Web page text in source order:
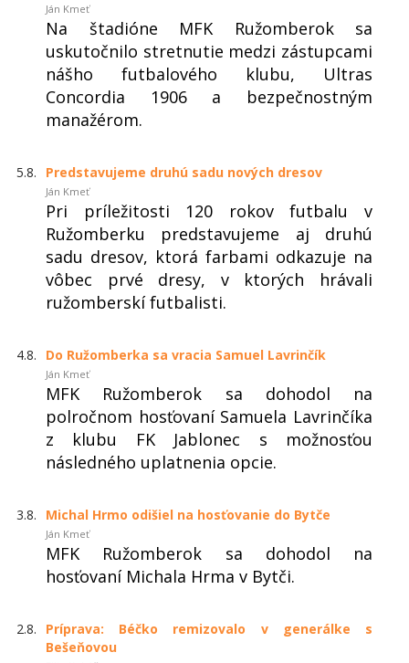
Ján Kmeť
Na štadióne MFK Ružomberok sa
uskutočnilo stretnutie medzi zástupcami
nášho futbalového klubu, Ultras
Concordia 1906 a bezpečnostným
manažérom.
5.8. Predstavujeme druhú sadu nových dresov
Ján Kmeť
Pri príležitosti 120 rokov futbalu v
Ružomberku predstavujeme aj druhú
sadu dresov, ktorá farbami odkazuje na
vôbec prvé dresy, v ktorých hrávali
ružomberskí futbalisti.
4.8. Do Ružomberka sa vracia Samuel Lavrinčík
Ján Kmeť
MFK Ružomberok sa dohodol na
polročnom hosťovaní Samuela Lavrinčíka
z klubu FK Jablonec s možnosťou
následného uplatnenia opcie.
3.8. Michal Hrmo odišiel na hosťovanie do Bytče
Ján Kmeť
MFK Ružomberok sa dohodol na
hosťovaní Michala Hrma v Bytči.
2.8.
Príprava: Béčko remizovalo v generálke s
Bešeňovou